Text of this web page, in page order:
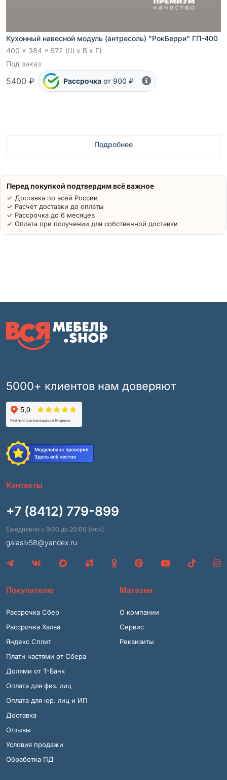
Кухонный навесной модуль (антресоль) "РокБерри" ГП-400
400 x 384 x 572 (Ш x В x Г)
Под заказ
5400 ₽ Рассрочка от 900 ₽
Подробнее
Перед покупкой подтвердим всё важное
✓ Доставка по всей России
✓ Расчет доставки до оплаты
✓ Рассрочка до 6 месяцев
✓ Оплата при получении для собственной доставки
5000+ клиентов нам доверяют
Контакты
+7 (8412) 779-899
Ежедневно с 9:00 до 20:00 (мск)
galasiv58@yandex.ru
Покупателю
Рассрочка Сбер
Рассрочка Халва
Яндекс Сплит
Плати частями от Сбера
Долями от Т-Банк
Оплата для физ. лиц
Оплата для юр. лиц и ИП
Доставка
Отзывы
Условия продажи
Обработка ПД
Магазин
О компании
Сервис
Реквизиты